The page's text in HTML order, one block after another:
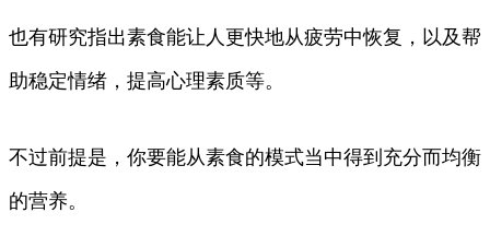
也有研究指出素食能让人更快地从疲劳中恢复，以及帮
助稳定情绪，提高心理素质等。
不过前提是，你要能从素食的模式当中得到充分而均衡
的营养。